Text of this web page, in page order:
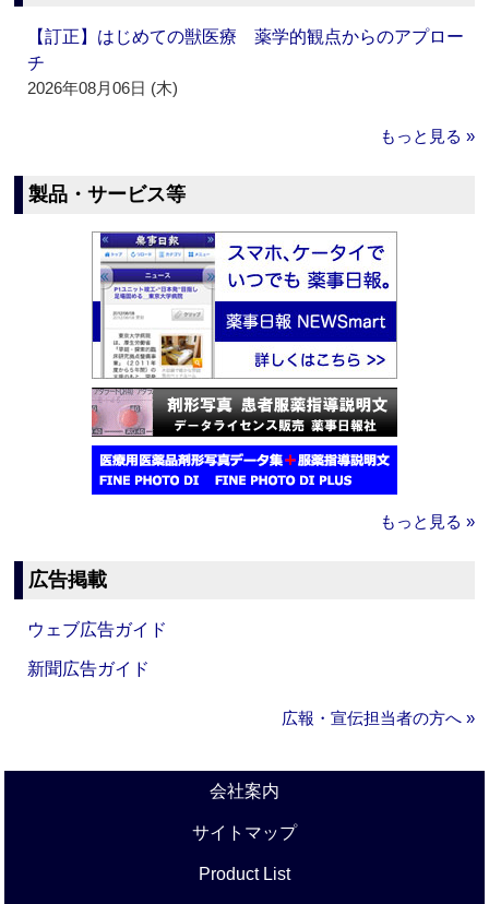
【訂正】はじめての獣医療 薬学的観点からのアプロー
チ
2026年08月06日 (木)
もっと見る »
製品・サービス等
もっと見る »
広告掲載
ウェブ広告ガイド
新聞広告ガイド
広報・宣伝担当者の方へ »
会社案内
サイトマップ
Product List